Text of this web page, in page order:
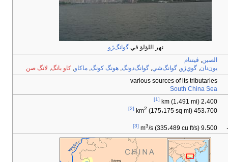
نهر اللؤلؤ فيگوانگ‌ژو
الصين, ڤيتنام
يون‌نان, گوي‌ژو, گوانگ‌شي, گوانگ‌دونگ, هونگ كونگ, ماكاو, كاو بانگ, لانگ صن
various sources of its tributaries
South China Sea
2،400 km (1،491 mi)
[1]
453،700 km 2 (175،175 sq mi) [2]
9،500 m 3/s (335،489 cu ft/s) [3]